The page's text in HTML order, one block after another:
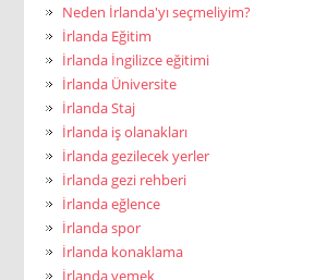
Neden İrlanda'yı seçmeliyim?
İrlanda Eğitim
İrlanda İngilizce eğitimi
İrlanda Üniversite
İrlanda Staj
İrlanda iş olanakları
İrlanda gezilecek yerler
İrlanda gezi rehberi
İrlanda eğlence
İrlanda spor
İrlanda konaklama
İrlanda yemek